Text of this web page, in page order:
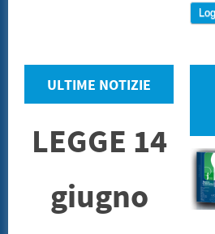
ULTIME NOTIZIE
LEGGE 14
giugno